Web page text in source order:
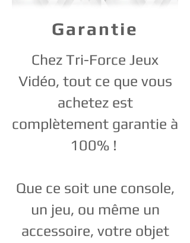
Garantie
Chez Tri-Force Jeux
Vidéo, tout ce que vous
achetez est
complètement garantie à
100% !
Que ce soit une console,
un jeu, ou même un
accessoire, votre objet